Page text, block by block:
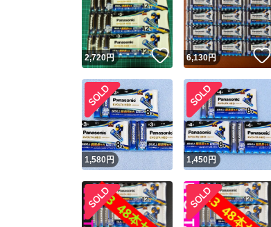
2,720円 いいね！
6,130円
1,580円 1,450円